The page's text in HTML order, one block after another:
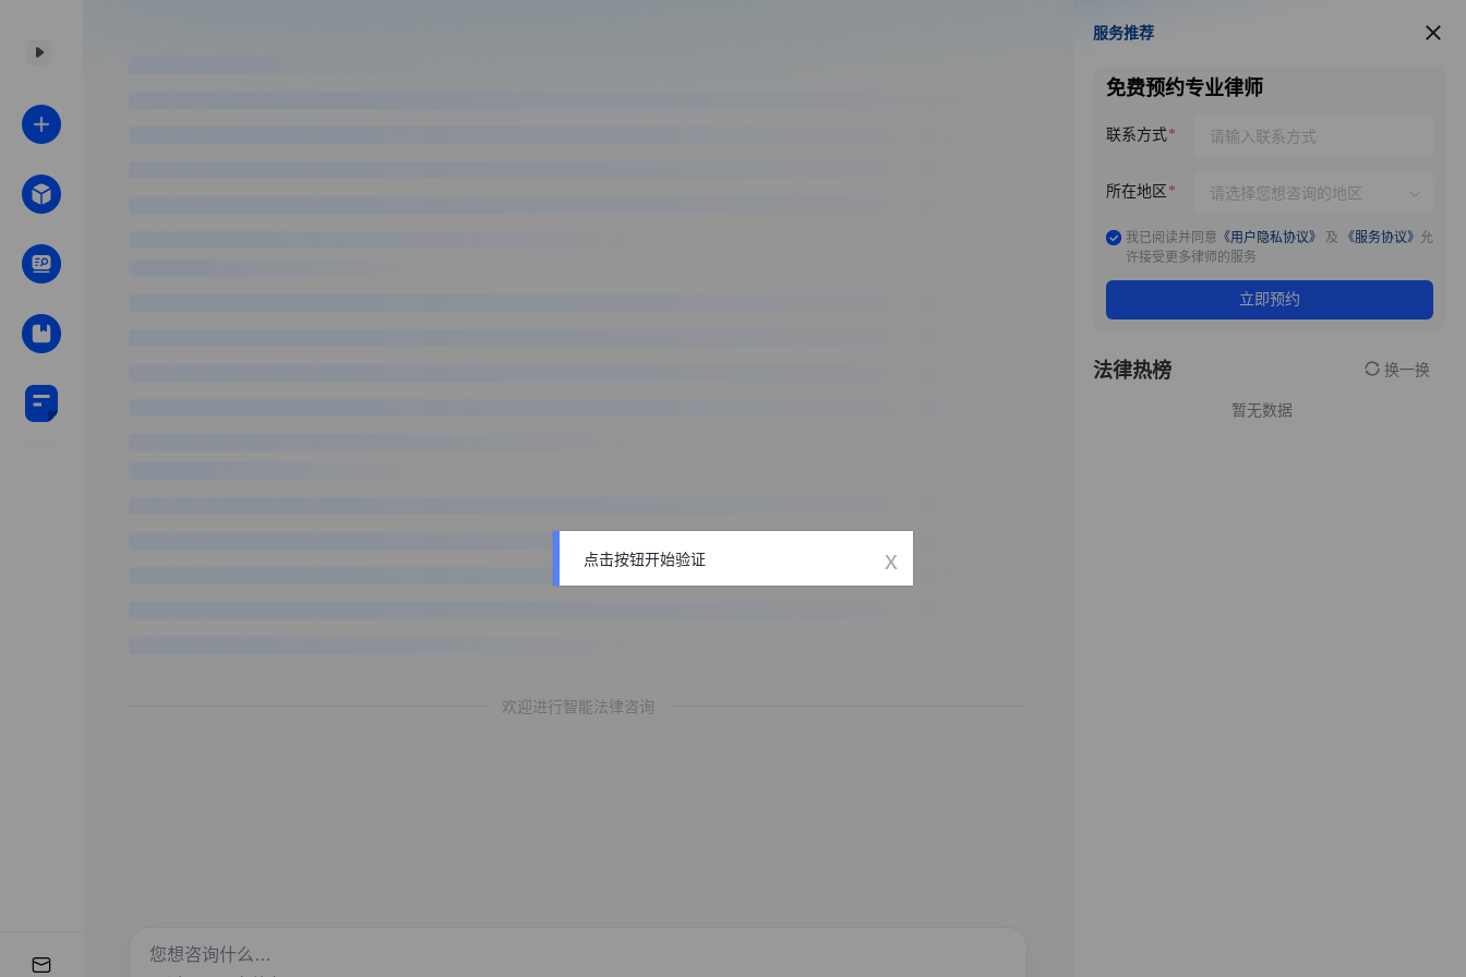
欢迎进行智能法律咨询
服务推荐
服务推荐
免费预约专业律师
联系方式
所在地区
我已阅读并同意 《用户隐私协议》 及 《服务协议》 允
许接受更多律师的服务
立即预约
法律热榜 换一换
暂无数据
点击按钮开始验证 x